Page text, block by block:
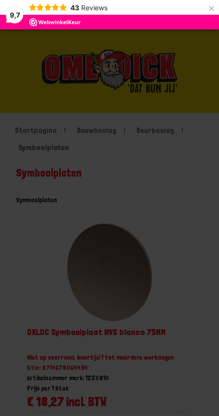
9,7
43 Reviews ×
Startpagina Bouwbeslag
Deurbeslag
Symboolplaten
Symboolplaten
Symboolplaten
OXLOC Symboolplaat RVS blanco 75MM
Niet op voorraad, levertijd 1 tot meerdere werkdagen
Gtin: 8714678064494
Artikelnummer merk: 1220810
€ 18,27 incl. BTW
Prijs per 1 Stuk